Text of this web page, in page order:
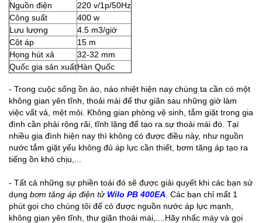
Nguồn điện
220 v/1p/50Hz
Công suất
400 w
Lưu lượng
4.5 m3/giờ
Cột áp
15 m
Họng hút xả
32-32 mm
Quốc gia sản xuấtHàn Quốc
- Trong cuộc sống ồn ào, náo nhiệt hiện nay chúng ta cần có một
không gian yên tĩnh, thoải mái để thư giãn sau những giờ làm
việc vất vả, mệt mỏi. Không gian phòng vệ sinh, tắm giặt trong gia
đình cần phải rộng rãi, tĩnh lặng để tạo ra sự thoải mái đó. Tại
nhiều gia đình hiện nay thì không có được điều này, như nguồn
nước tắm giặt yếu không đủ áp lực cần thiết, bơm tăng áp tạo ra
tiếng ồn khó chịu,...
- Tất cả những sự phiền toái đó sẽ được giải quyết khi các bạn sử
dụng bơm tăng áp điện tử Wilo PB 400EA Các bạn chỉ mất 1
phút gọi cho chúng tôi để có được nguồn nước áp lực mạnh,
không gian yên tĩnh, thư giãn thoải mái,....Hãy nhấc máy và gọi